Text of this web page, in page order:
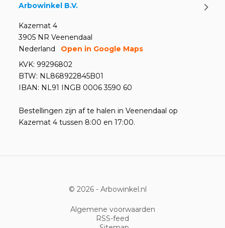
Arbowinkel B.V.
Kazemat 4
3905 NR Veenendaal
Nederland
Open in Google Maps
KVK: 99296802
BTW: NL868922845B01
IBAN: NL91 INGB 0006 3590 60
Bestellingen zijn af te halen in Veenendaal op
Kazemat 4 tussen 8:00 en 17:00.
© 2026 - Arbowinkel.nl
Algemene voorwaarden
RSS-feed